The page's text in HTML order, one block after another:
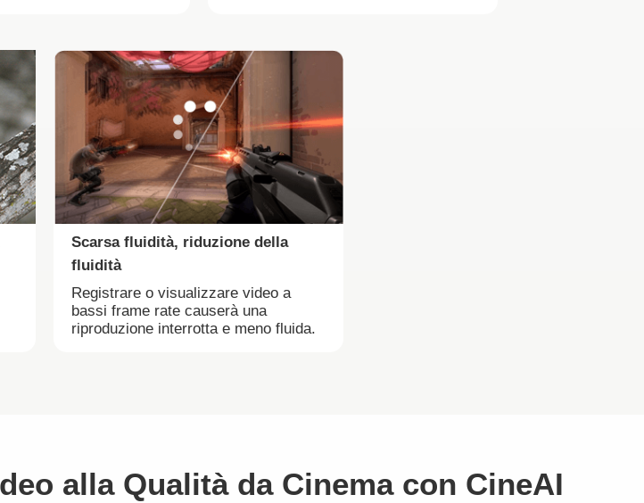
Scarsa fluidità, riduzione della
fluidità
Registrare o visualizzare video a
bassi frame rate causerà una
riproduzione interrotta e meno fluida.
alla Qualità da Cinema con CineAI